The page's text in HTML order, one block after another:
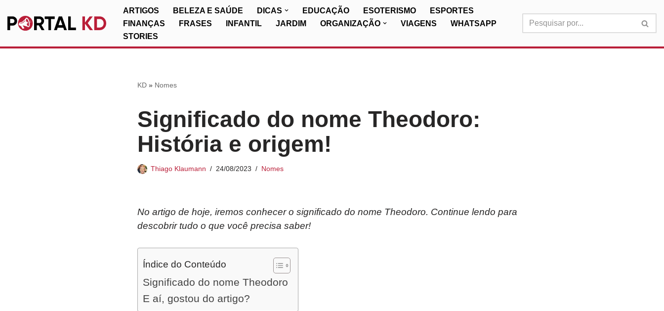
Pular
ARTIGOS BELEZA E SAÚDE DICAS EDUCAÇÃO ESOTERISMO
ESPORTES
FINANÇAS
FRASES INFANTIL JARDIM ORGANIZAÇÃO VIAGENS
WHATSAPP
STORIES
KD» Nomes
Significado do nome Theodoro:
História e origem!
Thiago Klaumann 24/08/2023 Nomes
No artigo de hoje, iremos conhecer o significado do nome Theodoro. Continue lendo para
descobrir tudo o que você precisa saber!
Índice do Conteúdo
Significado do nome Theodoro
E aí, gostou do artigo?